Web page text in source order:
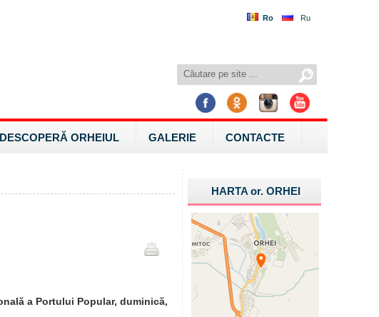
Ro Ru
DESCOPERĂ ORHEIUL GALERIE CONTACTE
a Portului Popular, duminică,
HARTA or.ORHEI